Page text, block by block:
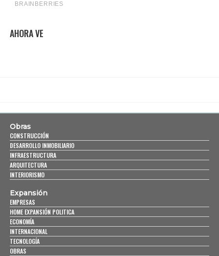
AHORA VE
Obras
CONSTRUCCIÓN
DESARROLLO INMOBILIARIO
INFRAESTRUCTURA
ARQUITECTURA
INTERIORISMO
Expansión
EMPRESAS
HOME EXPANSIÓN POLITICA
ECONOMÍA
INTERNACIONAL
TECNOLOGÍA
OBRAS